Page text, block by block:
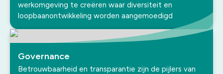
werkomgeving te creëren waar diversiteit en
loopbaanontwikkeling worden aangemoedigd
Governance
Betrouwbaarheid en transparantie zijn de pijlers van